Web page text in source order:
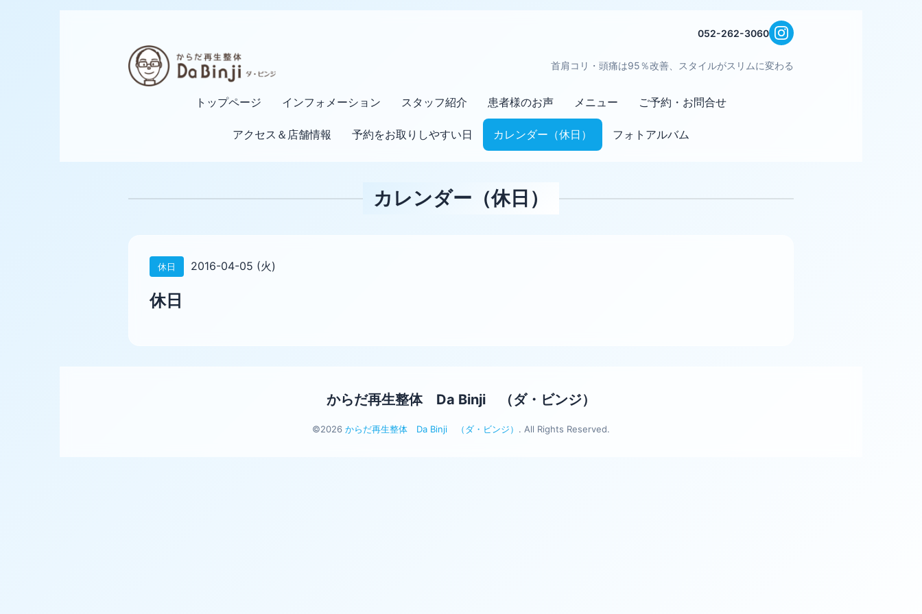
052-262-3060
首肩コリ・頭痛は95％改善、スタイルがスリムに変わる
トップページ インフォメーション スタッフ紹介 患者様のお声 メニュー ご予約・お問合せ
アクセス＆店舗情報 予約をお取りしやすい日 カレンダー（休日） フォトアルバム
カレンダー（休日）
休日 2016-04-05 (火)
休日
からだ再生整体 Da Binji （ダ・ビンジ）
©2026 からだ再生整体 Da Binji （ダ・ビンジ） . All Rights Reserved.